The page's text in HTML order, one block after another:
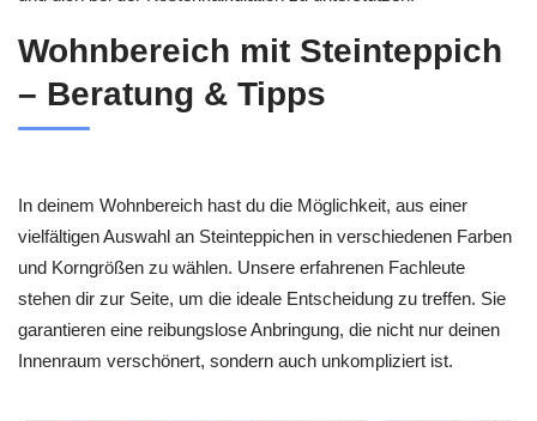
Wohnbereich mit Steinteppich
– Beratung & Tipps
In deinem Wohnbereich hast du die Möglichkeit, aus einer
vielfältigen Auswahl an Steinteppichen in verschiedenen Farben
und Korngrößen zu wählen. Unsere erfahrenen Fachleute
stehen dir zur Seite, um die ideale Entscheidung zu treffen. Sie
garantieren eine reibungslose Anbringung, die nicht nur deinen
Innenraum verschönert, sondern auch unkompliziert ist.